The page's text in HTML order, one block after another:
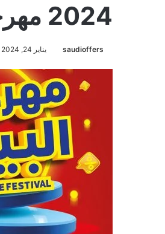
2024 مهرجان البيت غير
saudioffers يناير 24, 2024